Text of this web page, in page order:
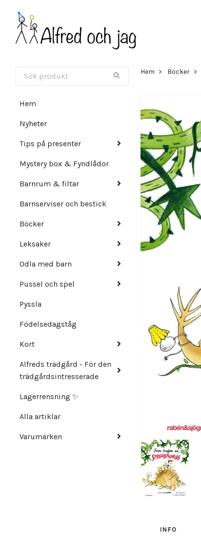
Hem
Nyheter
Tips på presenter
Mystery box & Fyndlådor
Barnrum & filtar
Barnserviser och bestick
Böcker
Leksaker
Odla med barn
Pussel och spel
Pyssla
Födelsedagståg
Kort
Alfreds trädgård - För den
trädgårdsintresserade
Lagerrensning ✨
Alla artiklar
Varumärken
Hem Böcker
INFO